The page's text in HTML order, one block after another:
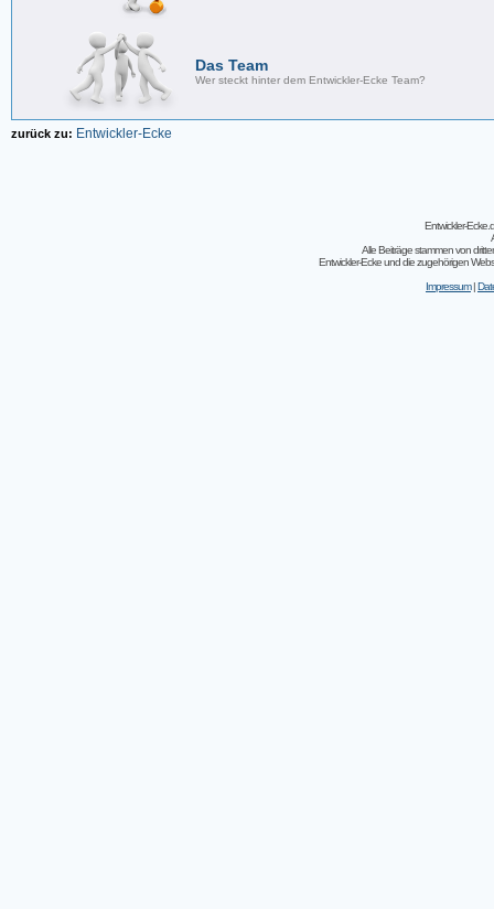
Das Team
Wer steckt hinter dem Entwickler-Ecke Team?
zurück zu: Entwickler-Ecke
Entwickler-
Alle Beiträge stammen von
Entwickler-Ecke und die zugehörigen
Impressum|